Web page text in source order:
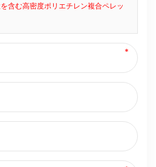
含む高密度ポリエチレン複合ペレッ